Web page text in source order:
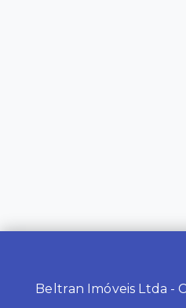
Beltran Imóveis Ltda -